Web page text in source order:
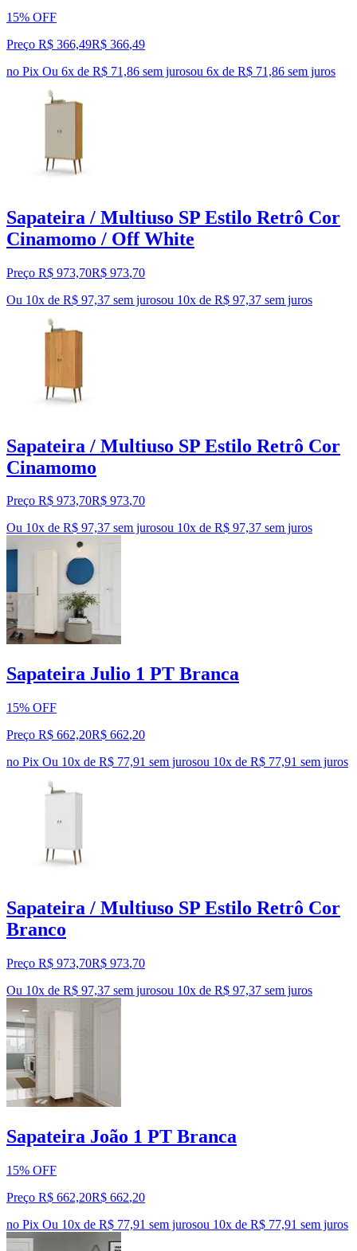
15% OFF
Preço R$ 366,49R$ 366,49
no Pix Ou 6x de R$ 71,86 sem jurosou 6x de R$ 71,86 sem juros
Sapateira / Multiuso SP Estilo Retrô Cor
Cinamomo / Off White
Preço R$ 973,70R$ 973,70
Ou 10x de R$ 97,37 sem jurosou 10x de R$ 97,37 sem juros
Sapateira / Multiuso SP Estilo Retrô Cor
Cinamomo
Preço R$ 973,70R$ 973,70
Ou 10x de R$ 97,37 sem jurosou 10x de R$ 97,37 sem juros
Sapateira Julio 1 PT Branca
15% OFF
Preço R$ 662,20R$ 662,20
no Pix Ou 10x de R$ 77,91 sem jurosou 10x de R$ 77,91 sem juros
Sapateira / Multiuso SP Estilo Retrô Cor
Branco
Preço R$ 973,70R$ 973,70
Ou 10x de R$ 97,37 sem jurosou 10x de R$ 97,37 sem juros
Sapateira João 1 PT Branca
15% OFF
Preço R$ 662,20R$ 662,20
no Pix Ou 10x de R$ 77,91 sem jurosou 10x de R$ 77,91 sem juros